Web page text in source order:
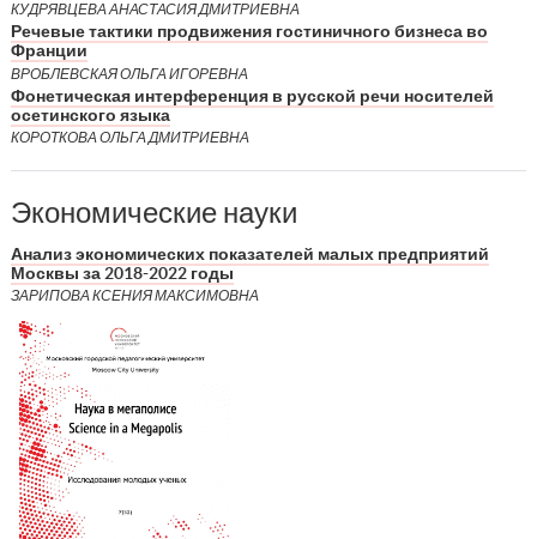
КУДРЯВЦЕВА АНАСТАСИЯ ДМИТРИЕВНА
Речевые тактики продвижения гостиничного бизнеса во
Франции
ВРОБЛЕВСКАЯ ОЛЬГА ИГОРЕВНА
Фонетическая интерференция в русской речи носителей
осетинского языка
КОРОТКОВА ОЛЬГА ДМИТРИЕВНА
Экономические науки
Анализ экономических показателей малых предприятий
Москвы за 2018-2022 годы
ЗАРИПОВА КСЕНИЯ МАКСИМОВНА